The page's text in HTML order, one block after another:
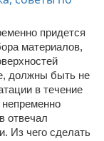
придется
материалов,
должны быть не
в течение
отвечал
Из чего сделать